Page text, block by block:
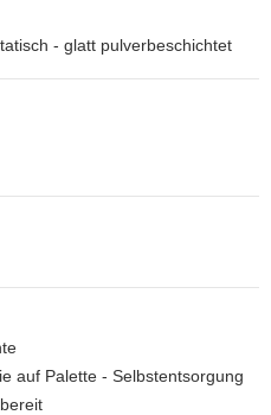
- glatt pulverbeschichtet
auf Palette - Selbstentsorgung